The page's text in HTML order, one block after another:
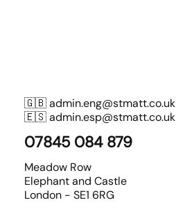
🇬🇧admin.eng@stmatt.co.uk
🇪🇸admin.esp@stmatt.co.uk
07845 084 879
Meadow Row
Elephant and Castle
London - SE1 6RG